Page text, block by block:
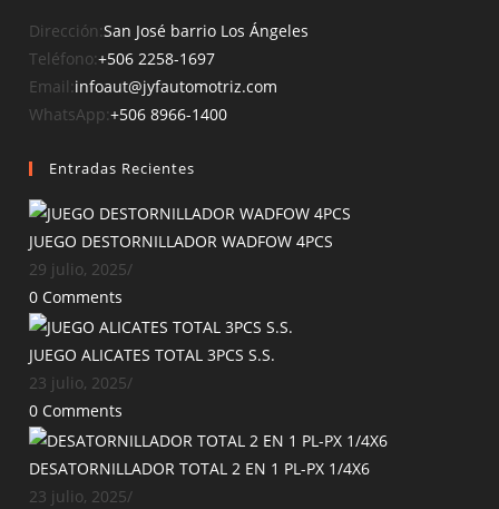
Dirección:San José barrio Los Ángeles
Teléfono:+506 2258-1697Opens
in
your
Email:infoaut@jyfautomotriz.com
WhatsApp:+506 8966-1400Opens
tab
Entradas Recientes
JUEGO DESTORNILLADOR WADFOW 4PCS
29 julio, 2025/
0 Comments
JUEGO ALICATES TOTAL 3PCS S.S.
23 julio, 2025/
0 Comments
DESATORNILLADOR TOTAL 2 EN 1 PL-PX 1/4X6
23 julio, 2025/